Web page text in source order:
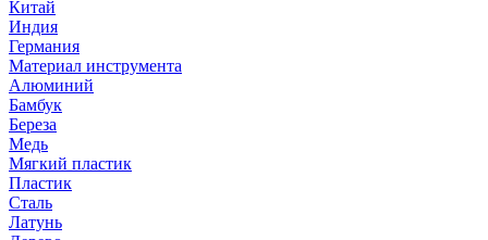
Китай
Индия
Германия
Материал инструмента
Алюминий
Бамбук
Береза
Медь
Мягкий пластик
Пластик
Сталь
Латунь